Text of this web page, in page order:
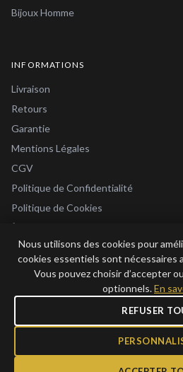
Bijoux Homme
INFORMATIONS
Livraison
Retours
Garantie
Mentions Légales
CGV
Politique de Confidentialité
Politique de Cookies
À Propos
Blog
Bijoux en Vogue SAS · SIRET 915 286 975
Nous utilisons des cookies pour
cookies essentiels sont nécessaires
Vous pouvez choisir d’accepter
optionnels.En
REFUSER